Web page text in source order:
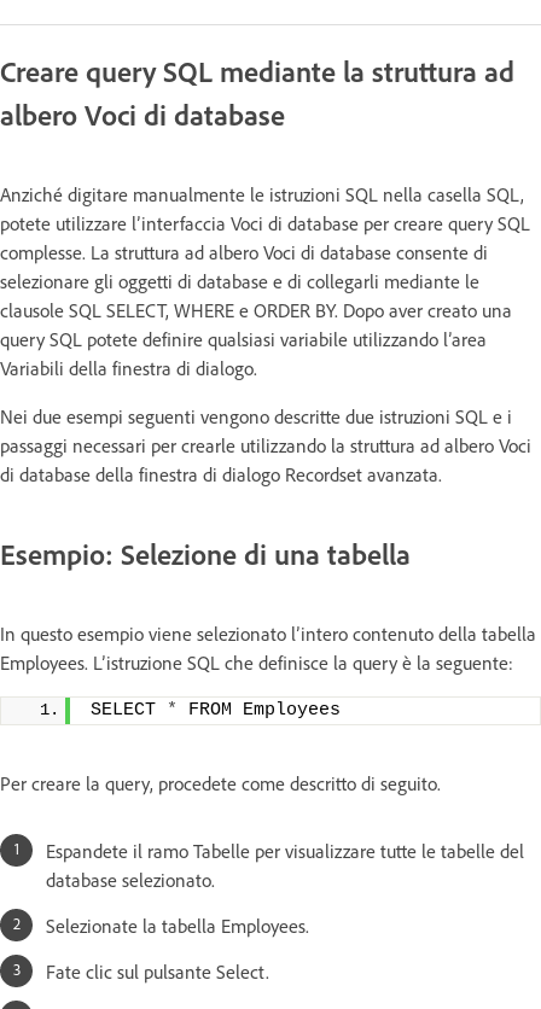
Creare query SQL mediante la struttura ad
albero Voci di database
Anziché digitare manualmente le istruzioni SQL nella casella SQL,
potete utilizzare l’interfaccia Voci di database per creare query SQL
complesse. La struttura ad albero Voci di database consente di
selezionare gli oggetti di database e di collegarli mediante le
clausole SQL SELECT, WHERE e ORDER BY. Dopo aver creato una
query SQL potete definire qualsiasi variabile utilizzando l’area
Variabili della finestra di dialogo.
Nei due esempi seguenti vengono descritte due istruzioni SQL e i
passaggi necessari per crearle utilizzando la struttura ad albero Voci
di database della finestra di dialogo Recordset avanzata.
Esempio: Selezione di una tabella
In questo esempio viene selezionato l’intero contenuto della tabella
Employees. L’istruzione SQL che definisce la query è la seguente:
SELECT * FROM Employees
Per creare la query, procedete come descritto di seguito.
Espandete il ramo Tabelle per visualizzare tutte le tabelle del
database selezionato.
Selezionate la tabella Employees.
Fate clic sul pulsante Select.